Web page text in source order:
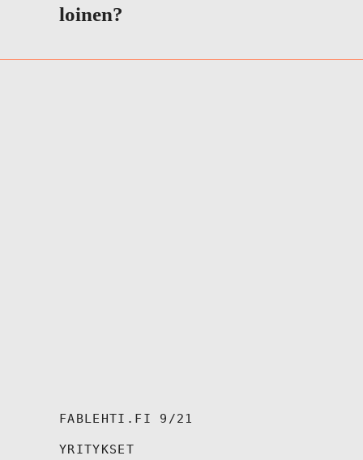
loinen?
FABLEHTI.FI 9/21
YRITYKSET